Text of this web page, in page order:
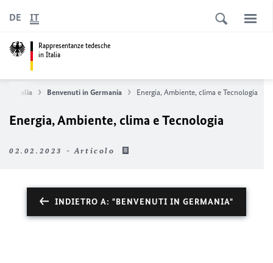
Rappresentanze tedesche
in Italia
DE IT
e Italia Benvenuti in Germania Energia, Ambiente, clima e Tecnologia
Energia, Ambiente, clima e Tecnologia
02.02.2023 - Articolo
INDIETRO A: "BENVENUTI IN GERMANIA"